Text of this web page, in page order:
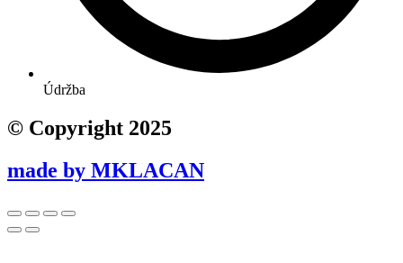
Údržba
© Copyright 2025
made by MKLACAN